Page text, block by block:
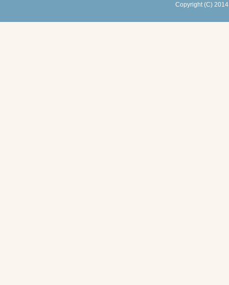
Copyright (C)